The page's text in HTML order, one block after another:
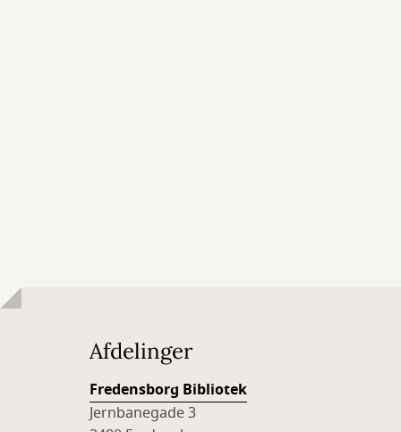
Afdelinger
Fredensborg Bibliotek
Jernbanegade 3